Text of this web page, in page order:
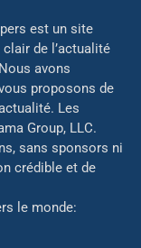
est un site
de l’actualité
avons
proposons de
Les
Group, LLC.
sans sponsors ni
crédible et de
le monde: